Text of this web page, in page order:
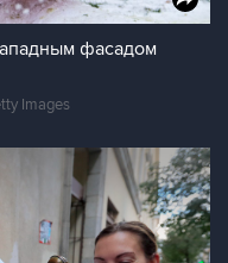
фасадом
Images